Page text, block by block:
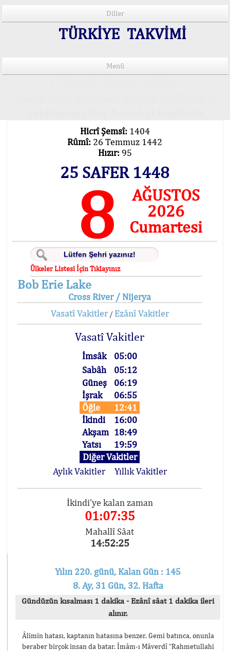
Diller
TÜRKİYE TAKVİMİ
Menü
Hicrî Şemsî: 1404
Rûmî: 26 Temmuz 1442
Hızır: 95
25 SAFER 1448
8
AĞUSTOS
2026
Cumartesi
Ülkeler Listesi İçin Tıklayınız
Bob Erie Lake
Cross River / Nijerya
Vasatî Vakitler/ Ezânî Vakitler
Vasatî Vakitler
İmsâk
05:00
Sabâh
05:12
Güneş
06:19
İşrak
06:55
Öğle
12:41
İkindi
16:00
Akşam 18:49
Yatsı
19:59
Diğer Vakitler
Aylık Vakitler
Yıllık Vakitler
İkindi'ye kalan zaman
01:07:35
Mahallî Sâat
14:52:25
Yılın 220. günü, Kalan Gün : 145
8. Ay, 31 Gün, 32. Hafta
Gündüzün kısalması 1 dakika - Ezânî sâat 1 dakika ileri
alınır.
Âlimin hatası, kaptanın hatasına benzer. Gemi batınca, onunla
beraber birçok insan da batar. İmâm-ı Mâverdî “Rahmetullahi